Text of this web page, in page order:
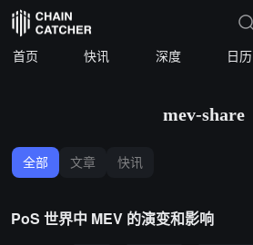
首页 快讯 深度 日历
mev-share
全部 文章 快讯
PoS 世界中 MEV 的演变和影响